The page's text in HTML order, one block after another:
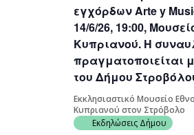
εγχόρδων Arte y
14/6/26, 19:00,
Κυπριανού. Η
πραγματοποιείται
του Δήμου
Εκκλησιαστικό Μουσείο
Κυπριανού στον Στρόβολο
Εκδηλώσεις Δήμου